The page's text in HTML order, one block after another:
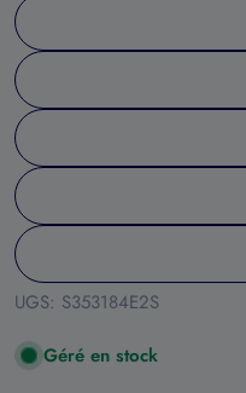
UGS: S353184E2S
Géré en stock